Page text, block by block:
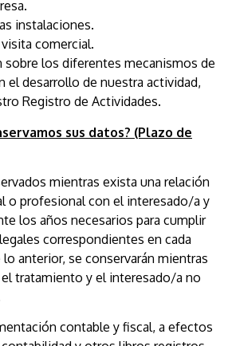
instalaciones.
comercial.
sobre los diferentes mecanismos de
el desarrollo de nuestra actividad,
Registro de Actividades.
sus datos? (Plazo de
mientras exista una relación
o profesional con el interesado/a y
los años necesarios para cumplir
correspondientes en cada
anterior, se conservarán mientras
el tratamiento y el interesado/a no
contable y fiscal, a efectos